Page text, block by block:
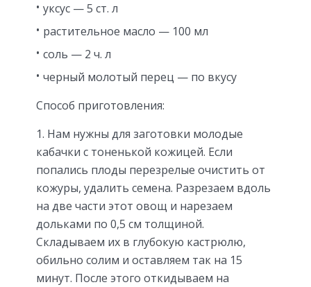
уксус — 5 ст. л
растительное масло — 100 мл
соль — 2 ч. л
черный молотый перец — по вкусу
Способ приготовления:
1. Нам нужны для заготовки молодые
кабачки с тоненькой кожицей. Если
попались плоды перезрелые очистить от
кожуры, удалить семена. Разрезаем вдоль
на две части этот овощ и нарезаем
дольками по 0,5 см толщиной.
Складываем их в глубокую кастрюлю,
обильно солим и оставляем так на 15
минут. После этого откидываем на